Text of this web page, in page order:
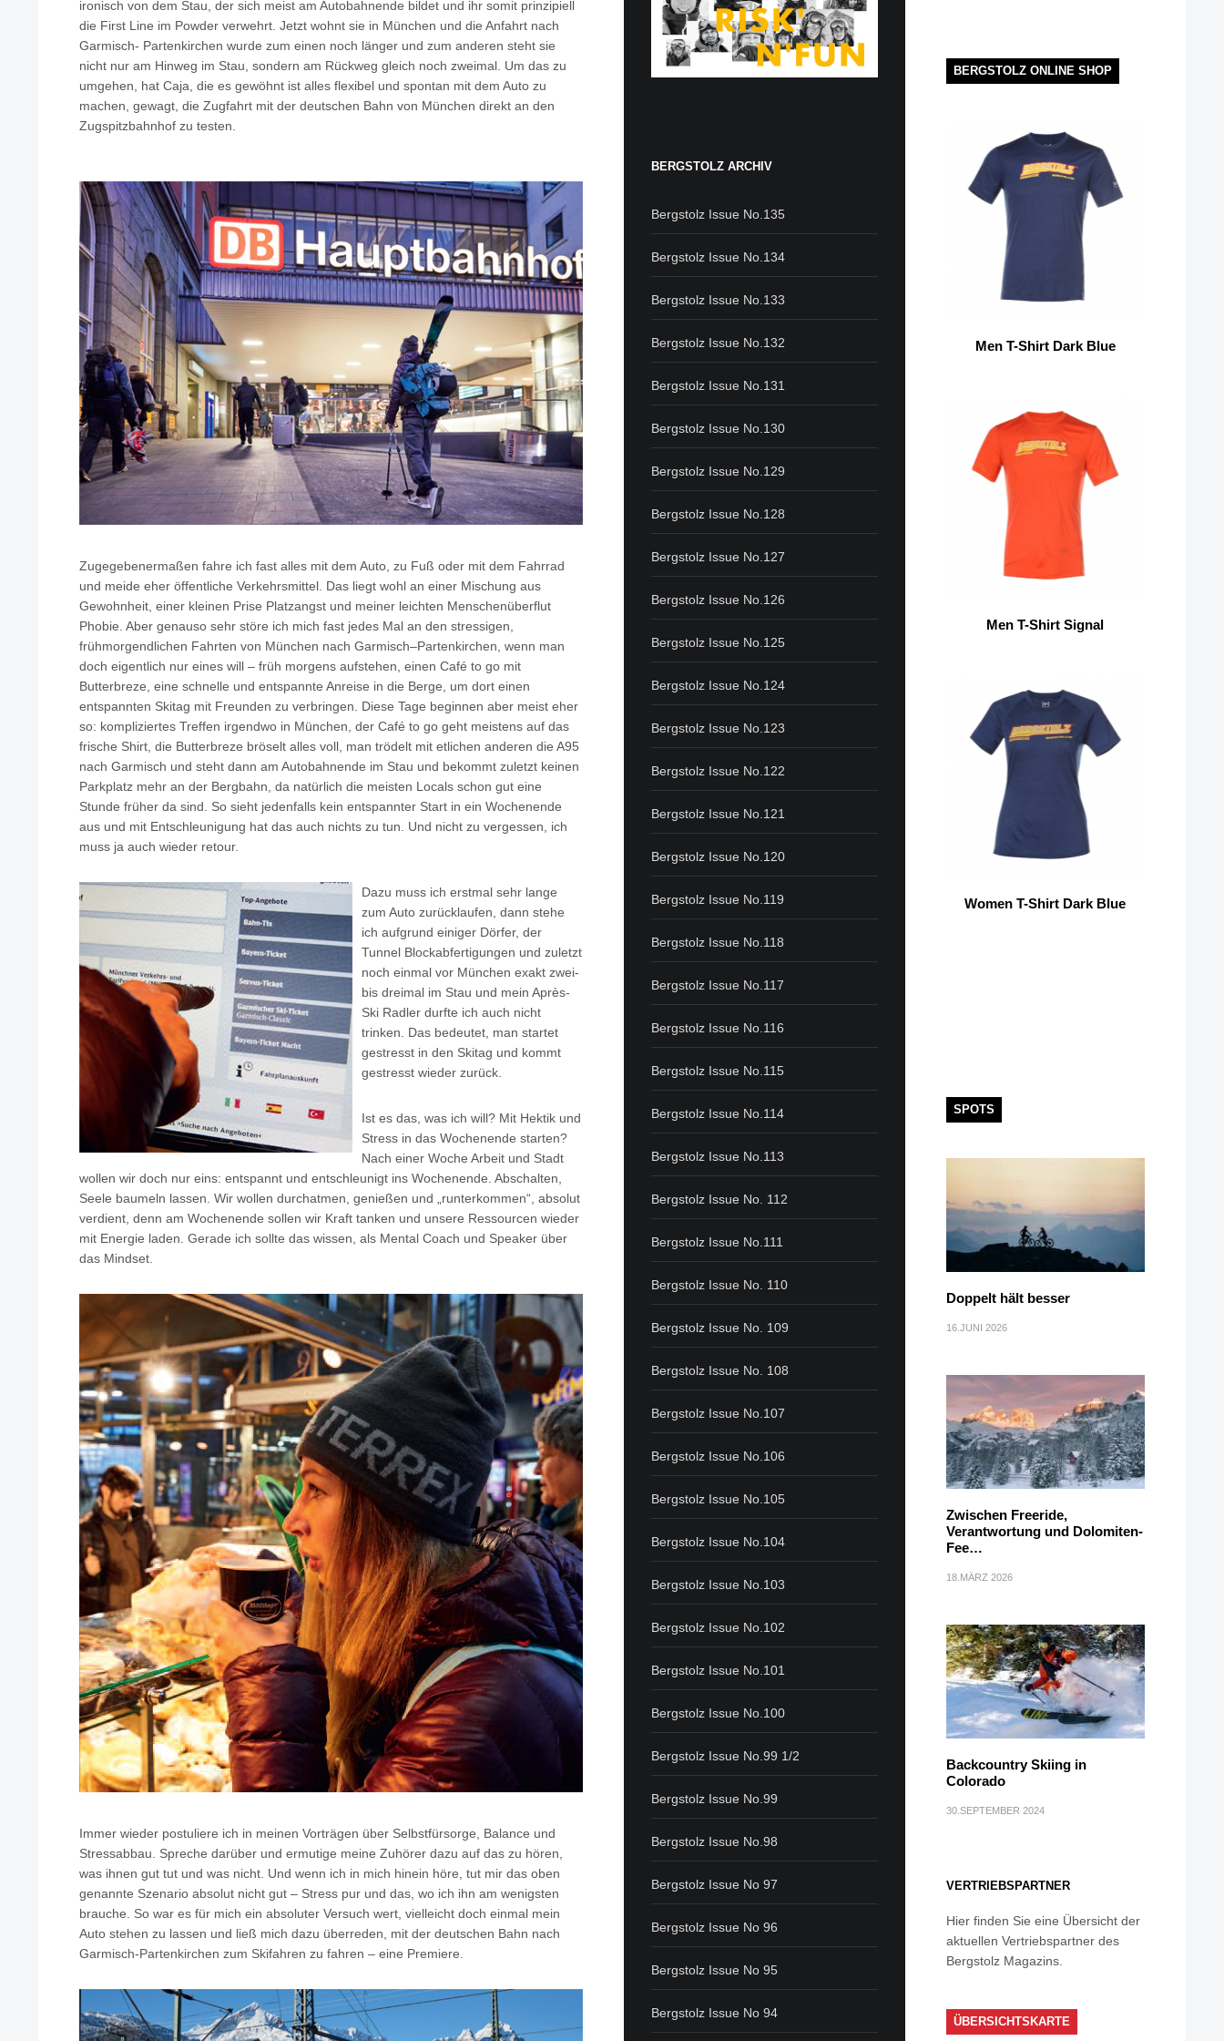
ironisch von dem Stau, der sich meist am Autobahnende bildet und ihr somit prinzipiell
die First Line im Powder verwehrt. Jetzt wohnt sie in München und die Anfahrt nach
Garmisch- Partenkirchen wurde zum einen noch länger und zum anderen steht sie
nicht nur am Hinweg im Stau, sondern am Rückweg gleich noch zweimal. Um das zu
umgehen, hat Caja, die es gewöhnt ist alles flexibel und spontan mit dem Auto zu
machen, gewagt, die Zugfahrt mit der deutschen Bahn von München direkt an den
Zugspitzbahnhof zu testen.
Zugegebenermaßen fahre ich fast alles mit dem Auto, zu Fuß oder mit dem Fahrrad
und meide eher öffentliche Verkehrsmittel. Das liegt wohl an einer Mischung aus
Gewohnheit, einer kleinen Prise Platzangst und meiner leichten Menschenüberflut
Phobie. Aber genauso sehr störe ich mich fast jedes Mal an den stressigen,
frühmorgendlichen Fahrten von München nach Garmisch–Partenkirchen, wenn man
doch eigentlich nur eines will – früh morgens aufstehen, einen Café to go mit
Butterbreze, eine schnelle und entspannte Anreise in die Berge, um dort einen
entspannten Skitag mit Freunden zu verbringen. Diese Tage beginnen aber meist eher
so: kompliziertes Treffen irgendwo in München, der Café to go geht meistens auf das
frische Shirt, die Butterbreze bröselt alles voll, man trödelt mit etlichen anderen die A95
nach Garmisch und steht dann am Autobahnende im Stau und bekommt zuletzt keinen
Parkplatz mehr an der Bergbahn, da natürlich die meisten Locals schon gut eine
Stunde früher da sind. So sieht jedenfalls kein entspannter Start in ein Wochenende
aus und mit Entschleunigung hat das auch nichts zu tun. Und nicht zu vergessen, ich
muss ja auch wieder retour.
Dazu muss ich erstmal sehr lange
zum Auto zurücklaufen, dann stehe
ich aufgrund einiger Dörfer, der
Tunnel Blockabfertigungen und zuletzt
noch einmal vor München exakt zwei-
bis dreimal im Stau und mein Après-
Ski Radler durfte ich auch nicht
trinken. Das bedeutet, man startet
gestresst in den Skitag und kommt
gestresst wieder zurück.
Ist es das, was ich will? Mit Hektik und
Stress in das Wochenende starten?
Nach einer Woche Arbeit und Stadt
wollen wir doch nur eins: entspannt und entschleunigt ins Wochenende. Abschalten,
Seele baumeln lassen. Wir wollen durchatmen, genießen und „runterkommen“, absolut
verdient, denn am Wochenende sollen wir Kraft tanken und unsere Ressourcen wieder
mit Energie laden. Gerade ich sollte das wissen, als Mental Coach und Speaker über
das Mindset.
Immer wieder postuliere ich in meinen Vorträgen über Selbstfürsorge, Balance und
Stressabbau. Spreche darüber und ermutige meine Zuhörer dazu auf das zu hören,
was ihnen gut tut und was nicht. Und wenn ich in mich hinein höre, tut mir das oben
genannte Szenario absolut nicht gut – Stress pur und das, wo ich ihn am wenigsten
brauche. So war es für mich ein absoluter Versuch wert, vielleicht doch einmal mein
Auto stehen zu lassen und ließ mich dazu überreden, mit der deutschen Bahn nach
Garmisch-Partenkirchen zum Skifahren zu fahren – eine Premiere.
BERGSTOLZ ARCHIV
Bergstolz Issue No.135
Bergstolz Issue No.134
Bergstolz Issue No.133
Bergstolz Issue No.132
Bergstolz Issue No.131
Bergstolz Issue No.130
Bergstolz Issue No.129
Bergstolz Issue No.128
Bergstolz Issue No.127
Bergstolz Issue No.126
Bergstolz Issue No.125
Bergstolz Issue No.124
Bergstolz Issue No.123
Bergstolz Issue No.122
Bergstolz Issue No.121
Bergstolz Issue No.120
Bergstolz Issue No.119
Bergstolz Issue No.118
Bergstolz Issue No.117
Bergstolz Issue No.116
Bergstolz Issue No.115
Bergstolz Issue No.114
Bergstolz Issue No.113
Bergstolz Issue No. 112
Bergstolz Issue No.111
Bergstolz Issue No. 110
Bergstolz Issue No. 109
Bergstolz Issue No. 108
Bergstolz Issue No.107
Bergstolz Issue No.106
Bergstolz Issue No.105
Bergstolz Issue No.104
Bergstolz Issue No.103
Bergstolz Issue No.102
Bergstolz Issue No.101
Bergstolz Issue No.100
Bergstolz Issue No.99 1/2
Bergstolz Issue No.99
Bergstolz Issue No.98
Bergstolz Issue No 97
Bergstolz Issue No 96
Bergstolz Issue No 95
Bergstolz Issue No 94
BERGSTOLZ ONLINE SHOP
Men T-Shirt Dark Blue
Men T-Shirt Signal
Women T-Shirt Dark Blue
SPOTS
Doppelt hält besser
16.JUNI 2026
Zwischen Freeride,
Verantwortung und Dolomiten-
Fee…
18.MÄRZ 2026
Backcountry Skiing in
Colorado
30.SEPTEMBER 2024
VERTRIEBSPARTNER
Hier finden Sie eine Übersicht der
aktuellen Vertriebspartner des
Bergstolz Magazins.
ÜBERSICHTSKARTE